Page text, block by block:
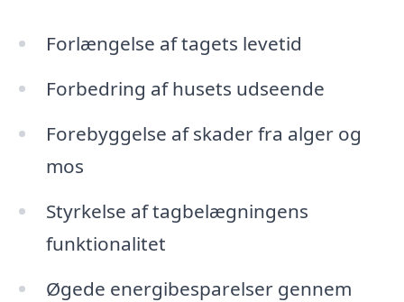
Forlængelse af tagets levetid
Forbedring af husets udseende
Forebyggelse af skader fra alger og
mos
Styrkelse af tagbelægningens
funktionalitet
Øgede energibesparelser gennem